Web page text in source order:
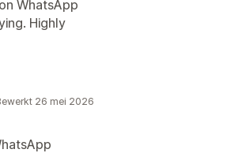
WhatsApp
Highly
26 mei 2026